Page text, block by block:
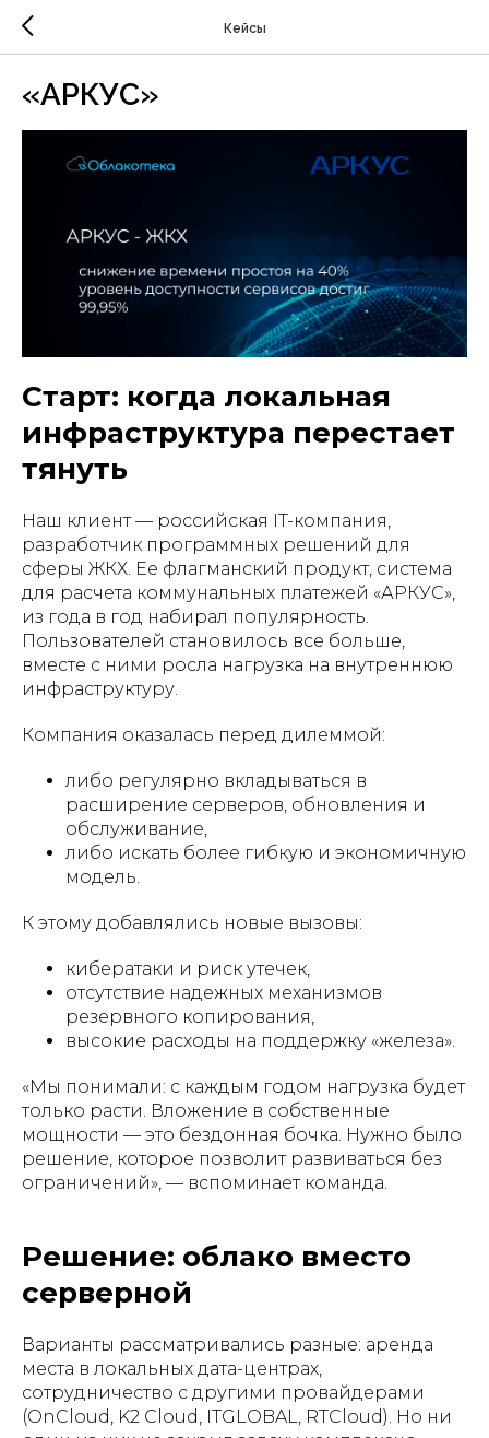
Кейсы
«АРКУС»
Старт: когда локальная
инфраструктура перестает
тянуть
Наш клиент — российская IT-компания,
разработчик программных решений для
сферы ЖКХ. Ее флагманский продукт, система
для расчета коммунальных платежей «АРКУС»,
из года в год набирал популярность.
Пользователей становилось все больше,
вместе с ними росла нагрузка на внутреннюю
инфраструктуру.
Компания оказалась перед дилеммой:
либо регулярно вкладываться в
расширение серверов, обновления и
обслуживание,
либо искать более гибкую и экономичную
модель.
К этому добавлялись новые вызовы:
кибератаки и риск утечек,
отсутствие надежных механизмов
резервного копирования,
высокие расходы на поддержку «железа».
«Мы понимали: с каждым годом нагрузка будет
только расти. Вложение в собственные
мощности — это бездонная бочка. Нужно было
решение, которое позволит развиваться без
ограничений», — вспоминает команда.
Решение: облако вместо
серверной
Варианты рассматривались разные: аренда
места в локальных дата-центрах,
сотрудничество с другими провайдерами
(OnCloud, K2 Cloud, ITGLOBAL, RTCloud). Но ни